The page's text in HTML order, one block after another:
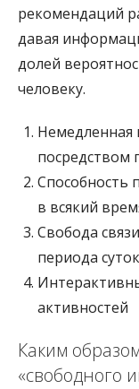
рекомендаций
давая
долей
человеку.
Немедленная
посредством
Способность
в всякий
Свобода
периода суток
активностей
Каким
«свободного